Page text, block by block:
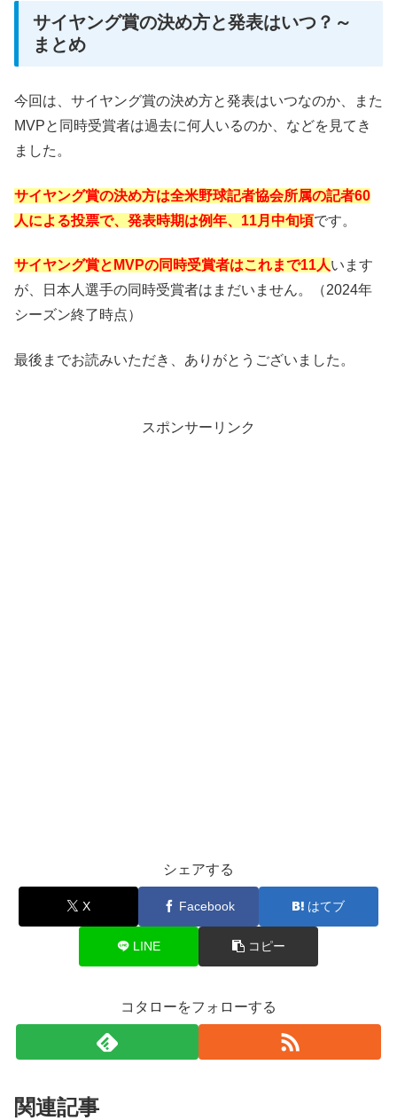
サイヤング賞の決め方と発表はいつ？～
まとめ
今回は、サイヤング賞の決め方と発表はいつなのか、また
MVPと同時受賞者は過去に何人いるのか、などを見てき
ました。
サイヤング賞の決め方は全米野球記者協会所属の記者60
人による投票で、発表時期は例年、11月中旬頃です。
サイヤング賞とMVPの同時受賞者はこれまで11人います
が、日本人選手の同時受賞者はまだいません。（2024年
シーズン終了時点）
最後までお読みいただき、ありがとうございました。
スポンサーリンク
シェアする
X Facebook はてブ
LINE コピー
コタローをフォローする
関連記事